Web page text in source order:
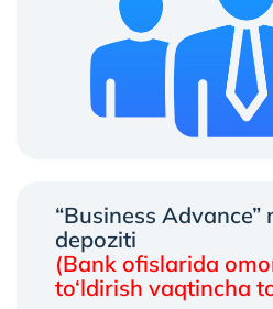
“Business Advance”
depoziti
(Bank ofislarida
to‘ldirish vaqtincha